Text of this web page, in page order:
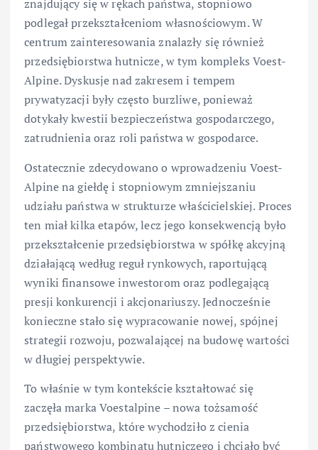
znajdujący się w rękach państwa, stopniowo
podlegał przekształceniom własnościowym. W
centrum zainteresowania znalazły się również
przedsiębiorstwa hutnicze, w tym kompleks Voest-
Alpine. Dyskusje nad zakresem i tempem
prywatyzacji były często burzliwe, ponieważ
dotykały kwestii bezpieczeństwa gospodarczego,
zatrudnienia oraz roli państwa w gospodarce.
Ostatecznie zdecydowano o wprowadzeniu Voest-
Alpine na giełdę i stopniowym zmniejszaniu
udziału państwa w strukturze właścicielskiej. Proces
ten miał kilka etapów, lecz jego konsekwencją było
przekształcenie przedsiębiorstwa w spółkę akcyjną
działającą według reguł rynkowych, raportującą
wyniki finansowe inwestorom oraz podlegającą
presji konkurencji i akcjonariuszy. Jednocześnie
konieczne stało się wypracowanie nowej, spójnej
strategii rozwoju, pozwalającej na budowę wartości
w długiej perspektywie.
To właśnie w tym kontekście kształtować się
zaczęła marka Voestalpine – nowa tożsamość
przedsiębiorstwa, które wychodziło z cienia
państwowego kombinatu hutniczego i chciało być